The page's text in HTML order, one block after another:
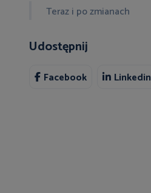
Teraz i po zmianach
Udostępnij
Facebook Linkedin